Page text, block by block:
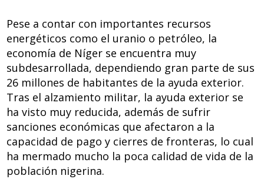
Pese a contar con importantes recursos
energéticos como el uranio o petróleo, la
economía de Níger se encuentra muy
subdesarrollada, dependiendo gran parte de sus
26 millones de habitantes de la ayuda exterior.
Tras el alzamiento militar, la ayuda exterior se
ha visto muy reducida, además de sufrir
sanciones económicas que afectaron a la
capacidad de pago y cierres de fronteras, lo cual
ha mermado mucho la poca calidad de vida de la
población nigerina.